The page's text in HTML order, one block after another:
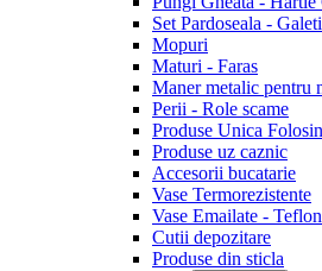
Set Pardoseala -
Mopuri
Maturi - Faras
Maner metalic pentru
Perii - Role scame
Produse Unica
Produse uz caznic
Accesorii bucatarie
Vase Termorezistente
Vase Emailate -
Cutii depozitare
Produse din sticla